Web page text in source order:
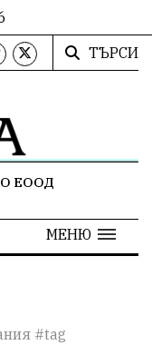
ТЪРСИ
ЕООД
МЕНЮ
#tag